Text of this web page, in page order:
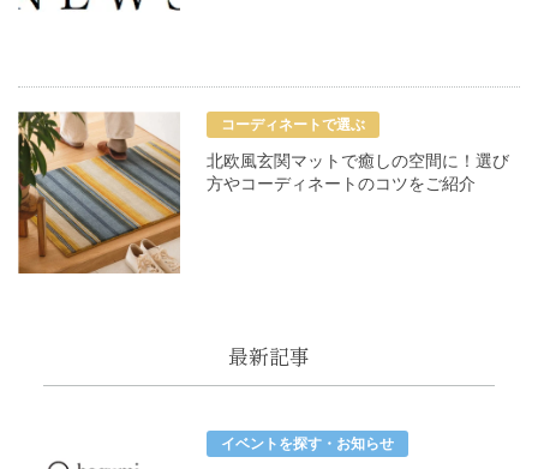
コーディネートで選ぶ
北欧風玄関マットで癒しの空間に！選び
方やコーディネートのコツをご紹介
最新記事
イベントを探す・お知らせ